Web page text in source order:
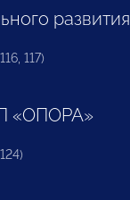
развития
117)
«ОПОРА»